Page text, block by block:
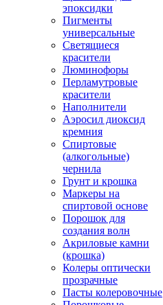
эпоксидки
Пигменты
универсальные
Светящиеся
красители
Люминофоры
Перламутровые
красители
Наполнители
Аэросил диоксид
кремния
Спиртовые
(алкогольные)
чернила
Грунт и крошка
Маркеры на
спиртовой основе
Порошок для
создания волн
Акриловые камни
(крошка)
Колеры оптически
прозрачные
Пасты колеровочные